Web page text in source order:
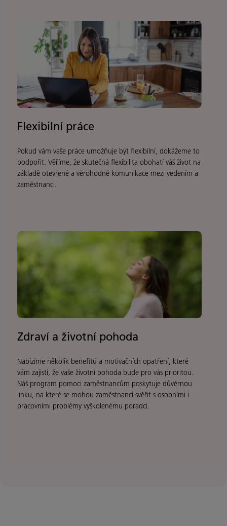
Flexibilní práce
Pokud vám vaše práce umožňuje být flexibilní, dokážeme to
podpořit. Věříme, že skutečná flexibilita obohatí váš život na
základě otevřené a věrohodné komunikace mezi vedením a
zaměstnanci.
Zdraví a životní pohoda
Nabízíme několik benefitů a motivačních opatření, které
vám zajistí, že vaše životní pohoda bude pro vás prioritou.
Náš program pomoci zaměstnancům poskytuje důvěrnou
linku, na které se mohou zaměstnanci svěřit s osobními i
pracovními problémy vyškolenému poradci.